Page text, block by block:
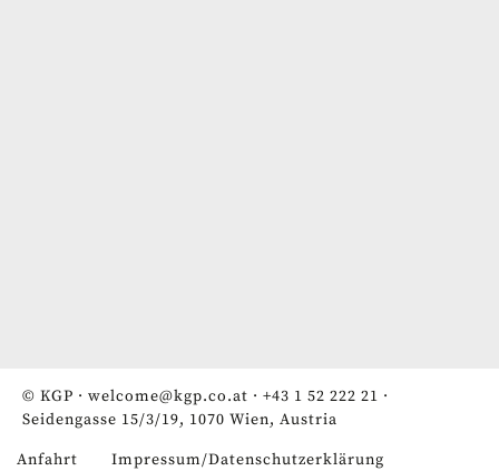
© KGP · welcome@kgp.co.at · +43 1 52 222 21 ·
Seidengasse 15/3/19, 1070 Wien, Austria
Anfahrt Impressum/Datenschutzerklärung